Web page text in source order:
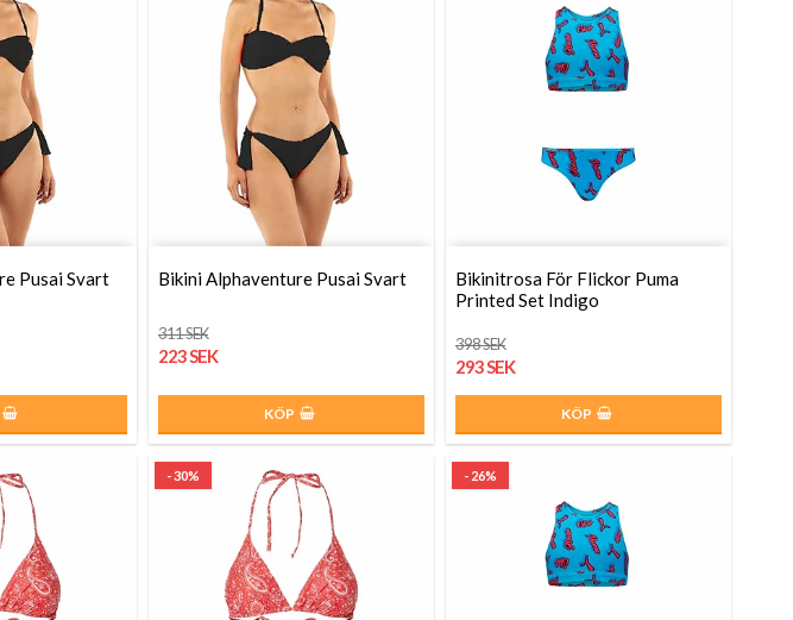
Pusai Svart Bikini Alphaventure Pusai Svart
311 SEK
223 SEK
KÖP
Bikinitrosa För Flickor Puma
Printed Set Indigo
398 SEK
293 SEK
KÖP
- 30% - 26%